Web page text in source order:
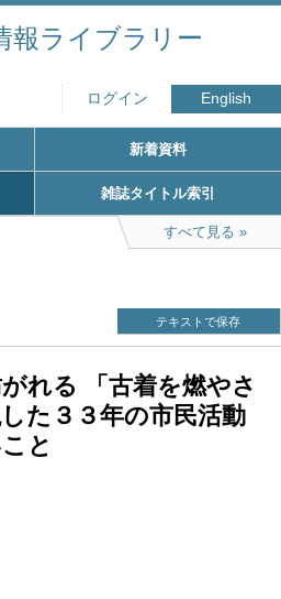
報ライブラリー
ログイン English
新着資料
雑誌タイトル索引
すべて見る
テキストで保存
れる 「古着を燃やさ
た３３年の市民活動
と